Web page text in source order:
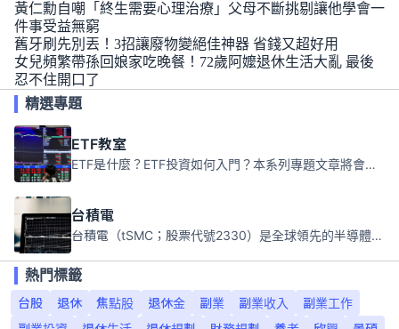
黃仁勳自嘲「終生需要心理治療」父母不斷挑剔讓他學會一
件事受益無窮
舊牙刷先別丟！3招讓廢物變絕佳神器 省錢又超好用
女兒頻繁帶孫回娘家吃晚餐！72歲阿嬤退休生活大亂 最後
忍不住開口了
精選專題
ETF教室
ETF是什麼？ETF投資如何入門？本系列專題文章將會告訴你新手必須知道的ETF基礎知識。
台積電
台積電（tSMC；股票代號2330）是全球領先的半導體代工公司，成立於1987年，總部位於台灣新竹。且已於美國、日本、德國及中國設廠，台積電是全球首家專業積體電路製造服務公司，也是全球最先進和最大規模的半導體代工廠。
熱門標籤
台股
退休 焦點股 退休金 副業 副業收入
副業工作